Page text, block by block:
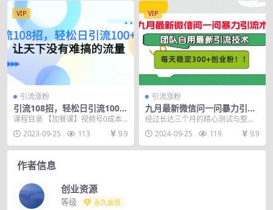
VIP
引流涨粉
引流108招，轻松日引流100
+人，让天下没有难搞的流量
课程目录 【加餐课】视频号0成本
引流1000+粉丝 1.挖墙脚战术 2.众
筹兴风...
2023-09-25 113 9.9
VIP
引流涨粉
九月最新微信问一问暴力引流
术，团队自用引流术，每天稳
经过长达三个月的精心测试与整
理，我终于为大家呈现了这篇详尽
的问一问精准引流教程。...
2024-09-25 119 9.9
作者信息
创业资源
等级 永久会员